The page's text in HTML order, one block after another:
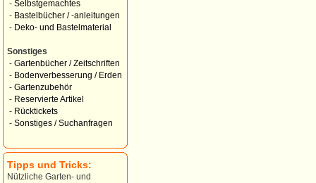
- Selbstgemachtes
- Bastelbücher / -anleitungen
- Deko- und Bastelmaterial
Sonstiges
- Gartenbücher / Zeitschriften
- Bodenverbesserung / Erden
- Gartenzubehör
- Reservierte Artikel
- Rücktickets
- Sonstiges / Suchanfragen
Tipps und Tricks:
Nützliche Garten- und